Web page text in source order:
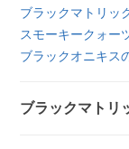
ブラックマトリッ
スモーキークォー
ブラックオニキス
ブラックマトリ